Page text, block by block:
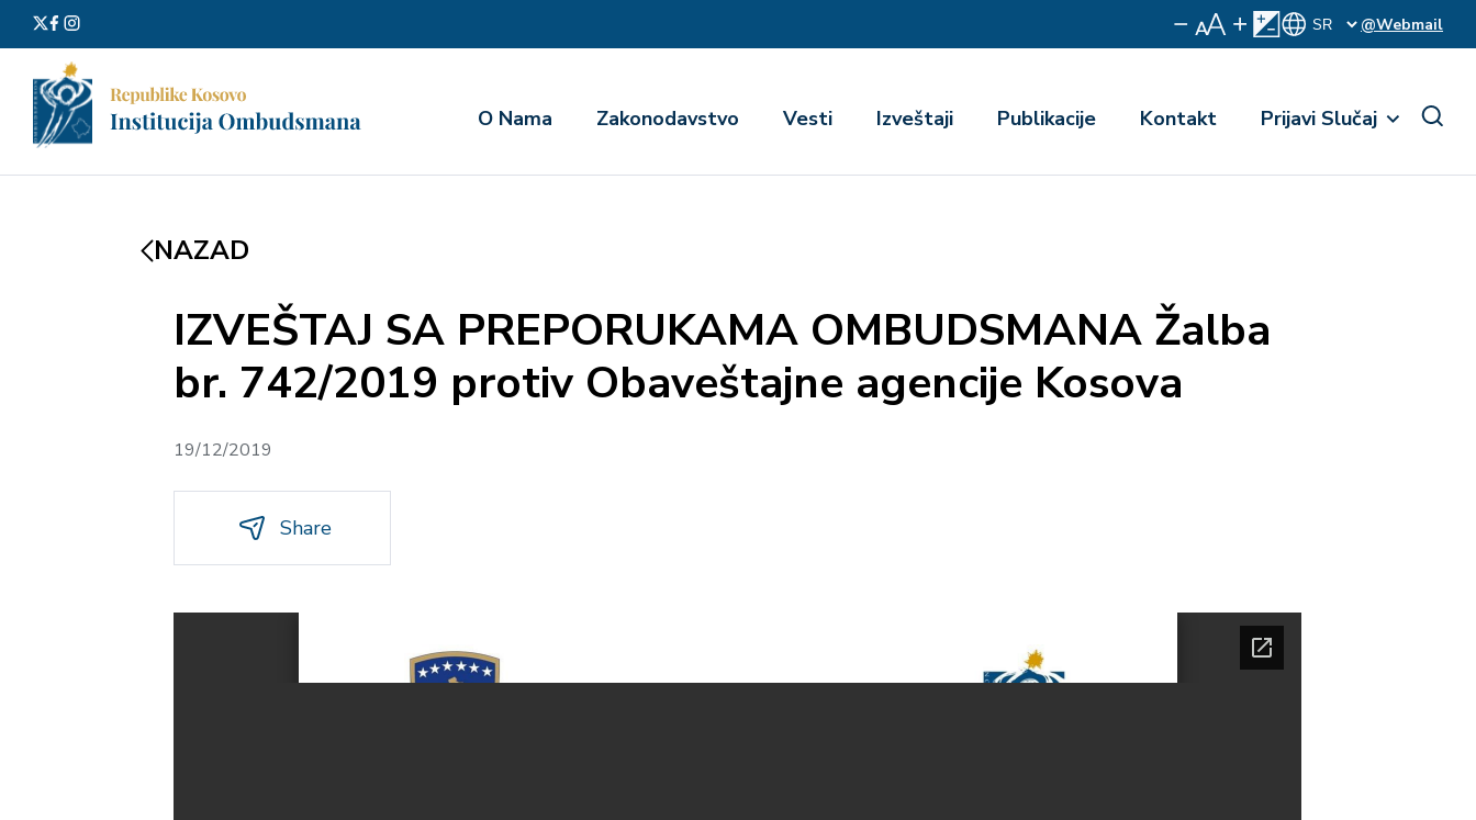
@Webmail
О Nama Zakonodavstvo Vesti Izveštaji Publikacije Kontakt Prijavi Slučaj
NAZAD
IZVEŠTAJ SA PREPORUKAMA OMBUDSMANA Žalba
br. 742/2019 protiv Obaveštajne agencije Kosova
19/12/2019
Share